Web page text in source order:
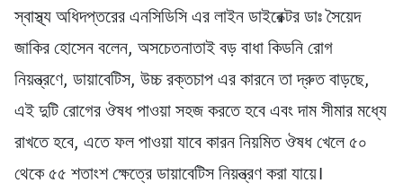
স্বাস্থ্য অধিদপ্তরের এনসিডিসি এর লাইন ডাইরেক্টর ডাঃ সৈয়েদ
জাকির হোসেন বলেন, অসচেতনাতাই বড় বাধা কিডনি রোগ
নিয়ন্ত্রণে, ডায়াবেটিস, উচ্চ রক্তচাপ এর কারনে তা দ্রুত বাড়ছে,
এই দুটি রোগের ঔষধ পাওয়া সহজ করতে হবে এবং দাম সীমার মধ্যে
রাখতে হবে, এতে ফল পাওয়া যাবে কারন নিয়মিত ঔষধ খেলে ৫০
থেকে ৫৫ শতাংশ ক্ষেত্রে ডায়াবেটিস নিয়ন্ত্রণ করা যায়ে।